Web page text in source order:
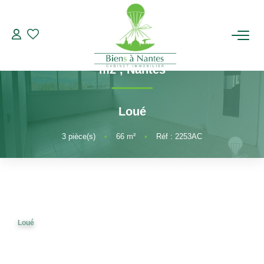
ACHETER
Référence 2253AC
Appartement WATTIGNIES 3 pièces 67
m2,Nantes
Loué
3 pièce(s) • 66 m² • Réf : 2253AC
Loué